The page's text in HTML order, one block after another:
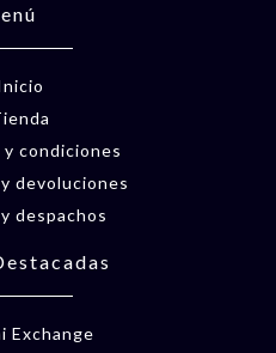
y condiciones
devoluciones
despachos
Exchange